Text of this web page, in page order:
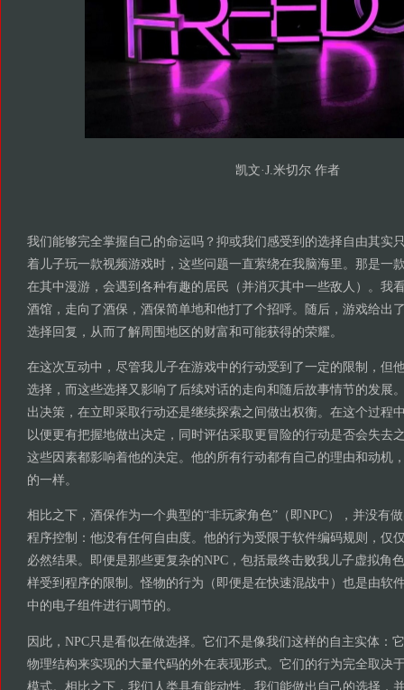
凯文·J.米切尔 作者
我们能够完全掌握自己的命运吗？抑或我们感受到的选择自由其实
着儿子玩一款视频游戏时，这些问题一直萦绕在我脑海里。那是一
在其中漫游，会遇到各种有趣的居民（并消灭其中一些敌人）。我
酒馆，走向了酒保，酒保简单地和他打了个招呼。随后，游戏给出
选择回复，从而了解周围地区的财富和可能获得的荣耀。
在这次互动中，尽管我儿子在游戏中的行动受到了一定的限制，但
选择，而这些选择又影响了后续对话的走向和随后故事情节的发展
出决策，在立即采取行动还是继续探索之间做出权衡。在这个过程
以便更有把握地做出决定，同时评估采取更冒险的行动是否会失去
这些因素都影响着他的决定。他的所有行动都有自己的理由和动机
的一样。
相比之下，酒保作为一个典型的“非玩家角色”（即NPC），并没有
程序控制：他没有任何自由度。他的行为受限于软件编码规则，仅
必然结果。即便是那些更复杂的NPC，包括最终击败我儿子虚拟角
样受到程序的限制。怪物的行为（即便是在快速混战中）也是由软
中的电子组件进行调节的。
因此，NPC只是看似在做选择。它们不是像我们这样的自主实体：
物理结构来实现的大量代码的外在表现形式。它们的行为完全取决
模式。相比之下，我们人类具有能动性。我们能做出自己的选择，